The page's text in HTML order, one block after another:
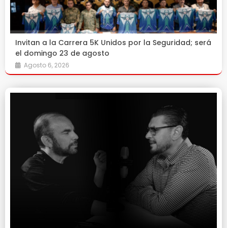
Invitan a la Carrera 5K Unidos por la Seguridad; será
el domingo 23 de agosto
Agosto 6, 2026